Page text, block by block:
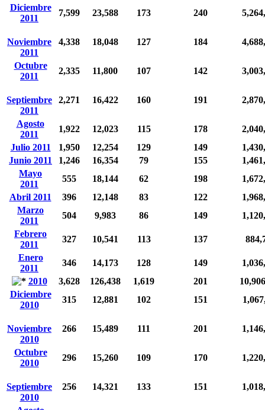
Diciembre
2011
7,599 23,588 173 240
Noviembre
2011
4,338 18,048 127 184
Octubre
2011
2,335 11,800 107 142
Septiembre
2011
2,271 16,422 160 191
Agosto
2011
1,922 12,023 115 178
Julio 2011
1,950 12,254 129 149
Junio 2011
1,246 16,354 79 155
Mayo
2011
555 18,144 62 198
Abril 2011
396 12,148 83 122
Marzo
2011
504 9,983 86 149
Febrero
2011
327 10,541 113 137
Enero
2011
346 14,173 128 149
2010
3,628 126,438 1,619 201
Diciembre
2010
315 12,881 102 151
Noviembre
2010
266 15,489 111 201
Octubre
2010
296 15,260 109 170
Septiembre
2010
256 14,321 133 151